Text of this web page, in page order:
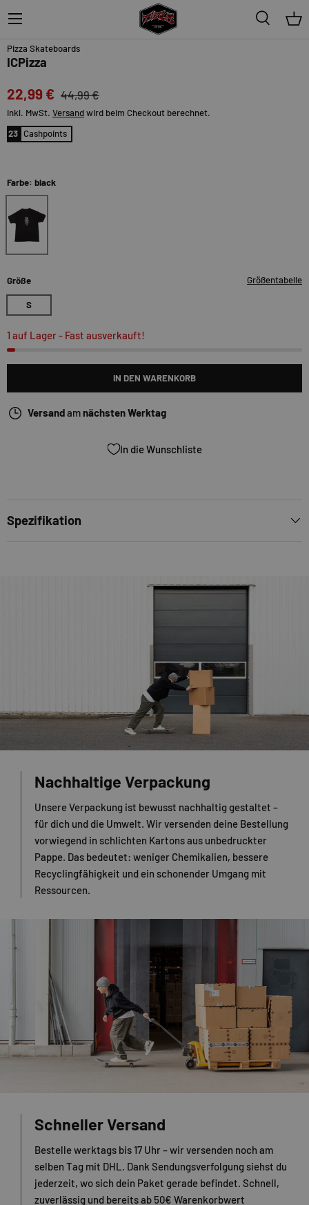
Suche
Menü
49%
Pizza Skateboards
ICPizza
22,99 € 44,99 €
inkl. MwSt. Versandwird beim Checkout berechnet.
23 Cashpoints
Farbe: black
Größe Größentabelle
S
1 auf Lager- Fast ausverkauft!
IN DEN WARENKORB
Versandamnächsten Werktag
In die Wunschliste
Spezifikation
Nachhaltige Verpackung
Unsere Verpackung ist bewusst nachhaltig gestaltet –
für dich und die Umwelt. Wir versenden deine Bestellung
vorwiegend in schlichten Kartons aus unbedruckter
Pappe. Das bedeutet: weniger Chemikalien, bessere
Recyclingfähigkeit und ein schonender Umgang mit
Ressourcen.
Schneller Versand
Bestelle werktags bis 17 Uhr – wir versenden noch am
selben Tag mit DHL. Dank Sendungsverfolgung siehst du
jederzeit, wo sich dein Paket gerade befindet. Schnell,
zuverlässig und bereits ab 50€ Warenkorbwert